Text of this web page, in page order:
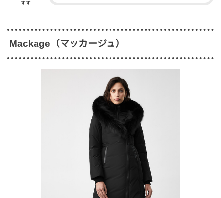
すず
Mackage（マッカージュ）